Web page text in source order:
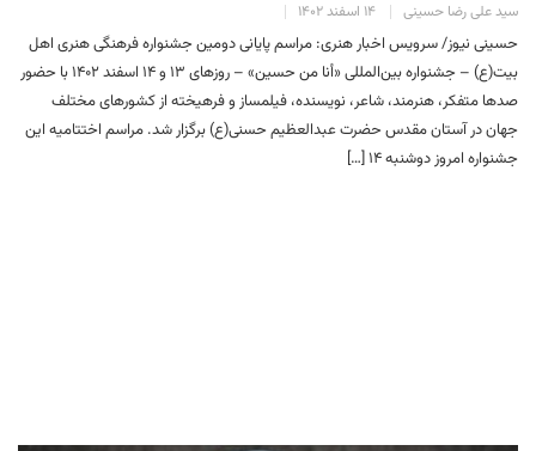
سید علی رضا حسینی ۱۴ اسفند ۱۴۰۲
حسینی نیوز/ سرویس اخبار هنری: مراسم پایانی دومین جشنواره فرهنگی هنری اهل
بیت(ع) – جشنواره بین‌المللی «أنا من حسین» – روز‌های ۱۳ و ۱۴ اسفند ۱۴۰۲ با حضور
صدها متفکر، هنرمند، شاعر، نویسنده، فیلمساز و فرهیخته از کشورهای مختلف
جهان در آستان مقدس حضرت عبدالعظیم حسنی(ع) برگزار شد. مراسم اختتامیه این
جشنواره امروز‌ دوشنبه ۱۴ […]